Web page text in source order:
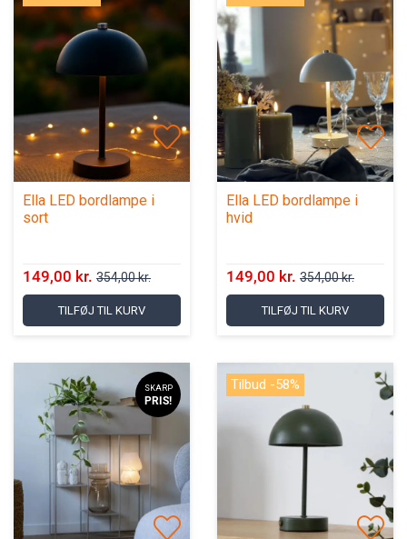
Ella LED bordlampe i
sort
149,00 kr. 354,00 kr.
TILFØJ TIL KURV
Ella LED bordlampe i
hvid
149,00 kr. 354,00 kr.
TILFØJ TIL KURV
SKARP
PRIS!
Tilbud -58%